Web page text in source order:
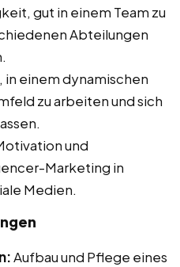
gut in einem Team zu
Abteilungen
in einem dynamischen
zu arbeiten und sich
und
Marketing in
Medien.
Aufbau und Pflege eines